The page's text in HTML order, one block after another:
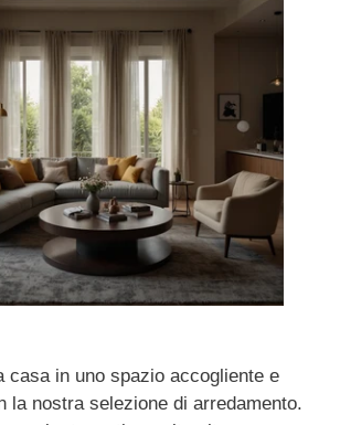
casa in uno spazio accogliente e
la nostra selezione di arredamento.